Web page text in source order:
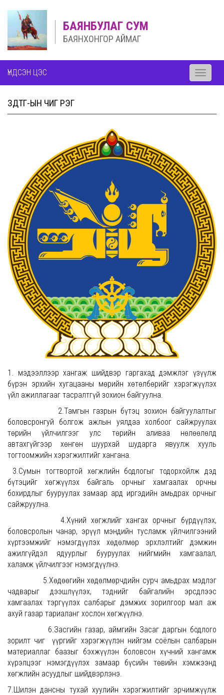
БАЯНБУЛАГ СУМ
БАЯНХОНГОР АЙМАГ
ҮНДСЭН ЦЭС
Toggle
ЗДТГ-ЫН ЧИГ ҮҮРЭГ
1. мэдээллээр хангаж шийдвэр гаргахад дэмжлэг үзүүлж
бүрэн эрхийн хугацааны мөрийн хөтөлбөрийг хэрэгжүүлэх
үйл ажиллагааг тасралтгүй зохион байгуулна.
2.Тамгын газрын бүтэц зохион байгуулалтыг
боловсронгуй болгож ажлын уялдаа холбоог сайжруулах
төрийн үйлчилгээг улс төрийн аливаа нөлөөлөлд
автахгүйгээр хөнгөн шуурхай шударга явуулж хууль
тогтоомжийн хэрэгжилтийг хангана.
3.Сумын тогтвортой хөгжлийн бодлогыг тодорхойлж дэд
бүтэцийг хөгжүүлэх байгаль орчныг хамгаалах орчны
бохирдлыг бууруулах замаар ард иргэдийн амьдрах орчныг
сайжруулна.
4.Хүний хөгжлийг хангах орчныг бүрдүүлэх,
боловсролын чанар, эрүүл мэндийн тусламж үйлчилгээний
хүртээмжийг нэмэгдүүлэх хөдөлмөр эрхлэлтийг дэмжин
ажилгүйдэл ядуурлыг бууруулах нийгмийн хамгаалал,
халамж үйлчилгээг нэмэгдүүлнэ.
5.Хөдөөгийн хөдөлмөрчдийн сурч амьдрах мэдлэг
чадварыг дээшлүүлэх, тэднийг байгалийн эрсдлээс
хамгаалах тэргүүлэх салбарыг дэмжих зорилгоор мал аж
ахуй газар тариаланг хослон хөгжүүлнэ.
6.Засгийн газар, аймгийн Засаг даргын бодлого
зорилт чиг үүргийг хэрэгжүүлэн нийгэм соёлын салбарын
материаллаг баазыг бэхжүүлэн боловсон хүчний хангамж
хүрэлцээг нэмэгдүүлэх замаар бүсийн төвийн хэмжээнд
хөгжлийн асуудлыг шийдвэрлэнэ.
7.Шилэн дансны тухай хуулийн хэрэгжилтийг эрчимжүүлж